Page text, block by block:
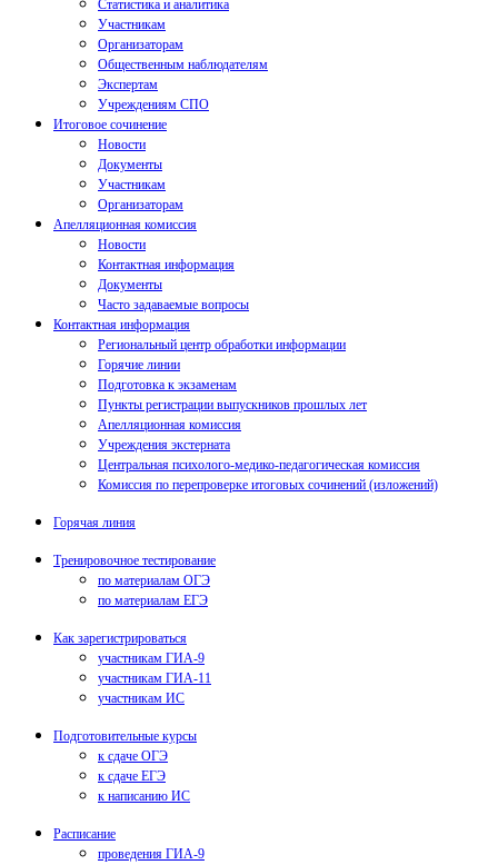
Статистика и аналитика
Участникам
Организаторам
Общественным наблюдателям
Экспертам
Учреждениям СПО
Итоговое сочинение
Новости
Документы
Участникам
Организаторам
Апелляционная комиссия
Новости
Контактная информация
Документы
Часто задаваемые вопросы
Контактная информация
Региональный центр обработки информации
Горячие линии
Подготовка к экзаменам
Пункты регистрации выпускников прошлых лет
Апелляционная комиссия
Учреждения экстерната
Центральная психолого-медико-педагогическая комиссия
Комиссия по перепроверке итоговых сочинений (изложений)
Горячая линия
Тренировочное тестирование
по материалам ОГЭ
по материалам ЕГЭ
Как зарегистрироваться
участникам ГИА-9
участникам ГИА-11
участникам ИС
Подготовительные курсы
к сдаче ОГЭ
к сдаче ЕГЭ
к написанию ИС
Расписание
проведения ГИА-9